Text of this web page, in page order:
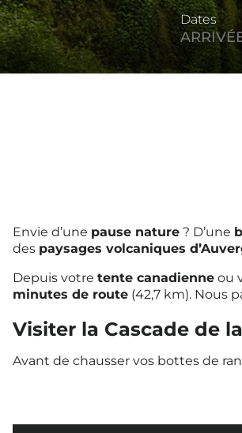
Dates
Envie d’une pause nature ? D’une
des paysages volcaniques
Depuis votre tente canadienne ou
minutes de route (42,7 km). Nous
Visiter la Cascade de
Avant de chausser vos bottes de